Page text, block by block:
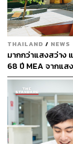
กันและกัน
เชื่อมโยงผู้ประกอ
เข้าด้วยกัน ตั้งแต่ส
เที่ยว ไปจนถึงร้าน
เที่ยวที่สมบูรณ์แบบ
เที่ยวได้อย่างครบว
เดอะมอลล์ กรุ๊ป เ
เป็นกุญแจสำคัญใ
เที่ยวไทยอีกครั้ง
ความต้องการที่ห
การท่องเที่ยวที่แต
THAILAND / NEWS
มากกว่าแสงสว่าง
68 ปี MEA จากแ
เมือง ผ่าน MEA